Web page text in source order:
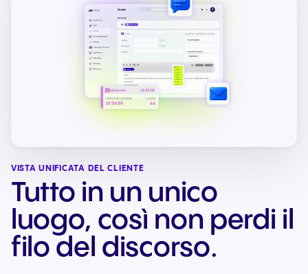
VISTA UNIFICATA DEL CLIENTE
Tutto in un unico
luogo, così non perdi il
filo del discorso.